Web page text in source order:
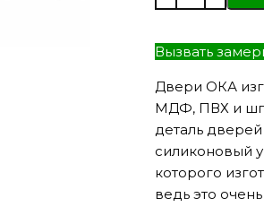
Двери SOFT
8 моделей
Вызвать
Двери ОКА
МДФ, ПВХ и
деталь
силиконовый
которого
ведь это